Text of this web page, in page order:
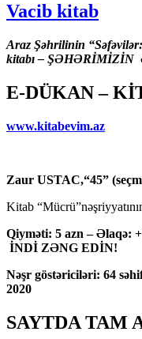
Vacib kitab
Araz Şəhrilinin
kitabı –
E-DÜKAN –
www.kitabevim.az
Zaur USTAC,“45”
Kitab
Qiyməti: 5 azn – Əlaqə:
İNDİ ZƏNG EDİN!
Nəşr göstəriciləri: 64
2020
SAYTDA TAM